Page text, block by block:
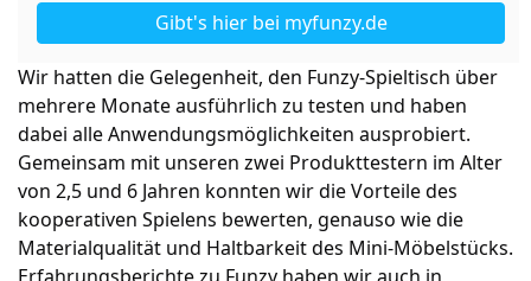
Gibt's hier bei myfunzy.de
Wir hatten die Gelegenheit, den Funzy-Spieltisch über
mehrere Monate ausführlich zu testen und haben
dabei alle Anwendungsmöglichkeiten ausprobiert.
Gemeinsam mit unseren zwei Produkttestern im Alter
von 2,5 und 6 Jahren konnten wir die Vorteile des
kooperativen Spielens bewerten, genauso wie die
Materialqualität und Haltbarkeit des Mini-Möbelstücks.